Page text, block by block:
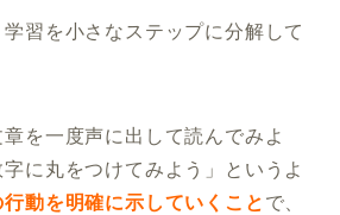
習を小さなステップに分解して
を一度声に出して読んでみよ
に丸をつけてみよう」というよ
動を明確に示していくこと で、